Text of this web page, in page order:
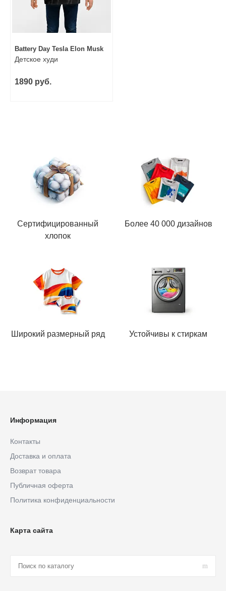
Battery Day Tesla Elon Musk
Детское худи
1890 руб.
Сертифицированный
хлопок
Более 40 000 дизайнов
Широкий размерный ряд Устойчивы к стиркам
Информация
Контакты
Доставка и оплата
Возврат товара
Публичная оферта
Политика конфиденциальности
Карта сайта